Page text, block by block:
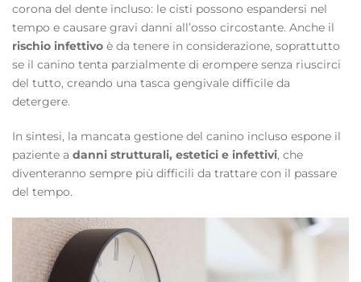
corona del dente incluso: le cisti possono espandersi nel
tempo e causare gravi danni all’osso circostante. Anche il
rischio infettivo è da tenere in considerazione, soprattutto
se il canino tenta parzialmente di erompere senza riuscirci
del tutto, creando una tasca gengivale difficile da
detergere.
In sintesi, la mancata gestione del canino incluso espone il
paziente a danni strutturali, estetici e infettivi, che
diventeranno sempre più difficili da trattare con il passare
del tempo.